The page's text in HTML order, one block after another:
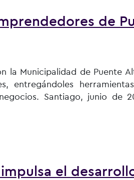
de
Municipalidad de Puente
entregándoles
Santiago, junio de
el